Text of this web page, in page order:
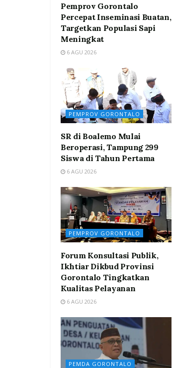
Pemprov Gorontalo
Percepat Inseminasi Buatan,
Targetkan Populasi Sapi
Meningkat
6 AGU 2026
PEMPROV GORONTALO
SR di Boalemo Mulai
Beroperasi, Tampung 299
Siswa di Tahun Pertama
6 AGU 2026
PEMPROV GORONTALO
Forum Konsultasi Publik,
Ikhtiar Dikbud Provinsi
Gorontalo Tingkatkan
Kualitas Pelayanan
6 AGU 2026
PEMDA GORONTALO